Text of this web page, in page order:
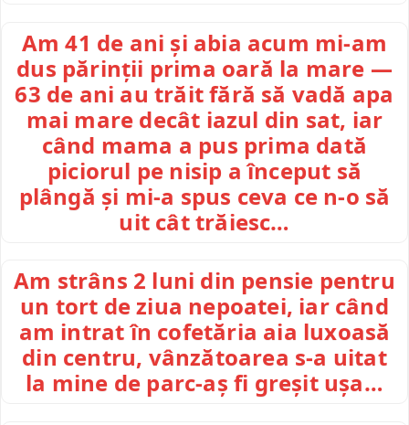
Am 41 de ani și abia acum mi-am
dus părinții prima oară la mare —
63 de ani au trăit fără să vadă apa
mai mare decât iazul din sat, iar
când mama a pus prima dată
piciorul pe nisip a început să
plângă și mi-a spus ceva ce n-o să
uit cât trăiesc…
Am strâns 2 luni din pensie pentru
un tort de ziua nepoatei, iar când
am intrat în cofetăria aia luxoasă
din centru, vânzătoarea s-a uitat
la mine de parc-aș fi greșit ușa…